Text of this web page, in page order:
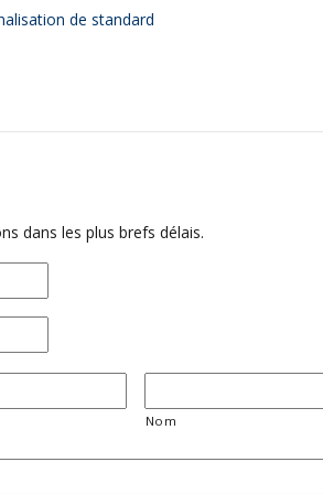
de standard
dans les plus brefs délais.
Nom